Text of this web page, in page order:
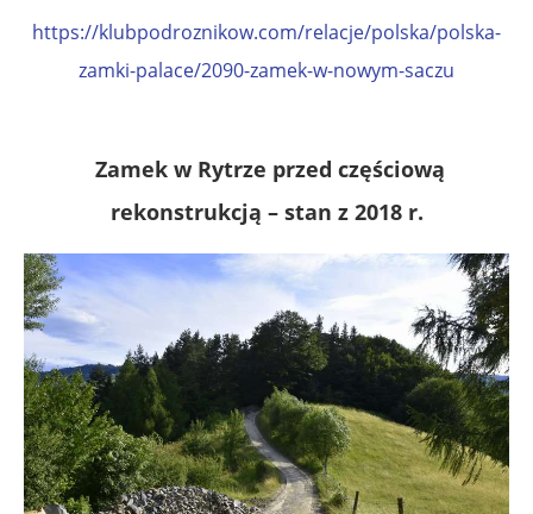
https://klubpodroznikow.com/relacje/polska/polska-
zamki-palace/2090-zamek-w-nowym-saczu
Zamek w Rytrze przed częściową
rekonstrukcją – stan z 2018 r.